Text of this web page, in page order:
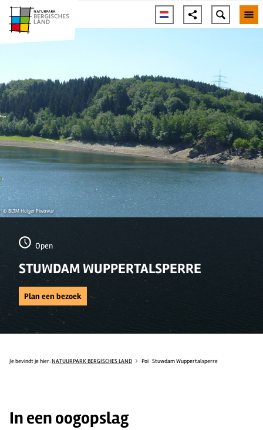
© BLTM Holger Piwowar
Open
STUWDAM WUPPERTALSPERRE
Plan een bezoek
Je bevindt je hier: NATUURPARK BERGISCHES LAND Poi Stuwdam Wuppertalsperre
In een oogopslag